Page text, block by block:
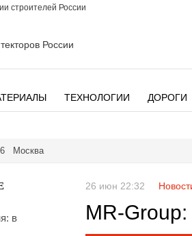
строителей России
России
ТЕХНОЛОГИИ ДОРОГИ
Москва
в
26 июн 22:32
MR-Group: